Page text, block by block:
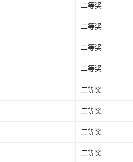
二等奖
二等奖
二等奖
二等奖
二等奖
二等奖
二等奖
二等奖